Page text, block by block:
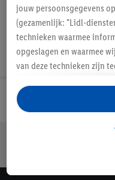
jouw persoonsgegevens
(gezamenlijk: "Lidl-
technieken waarmee
opgeslagen en waarmee
van deze technieken zijn
opslaan van
analyseren van
gepersonaliseerde
gegevens over jouw